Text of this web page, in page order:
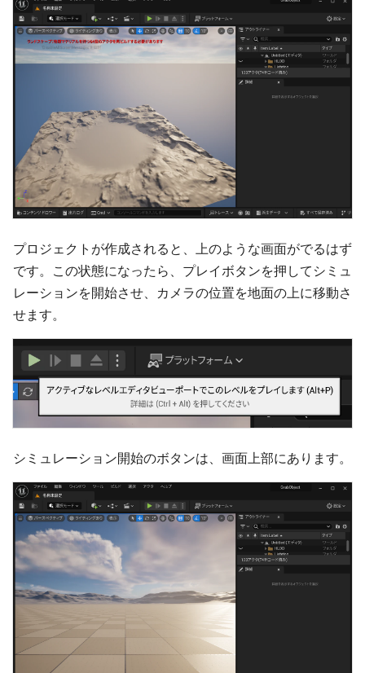
プロジェクトが作成されると、上のような画面がでるはず
です。この状態になったら、プレイボタンを押してシミュ
レーションを開始させ、カメラの位置を地面の上に移動さ
せます。
シミュレーション開始のボタンは、画面上部にあります。